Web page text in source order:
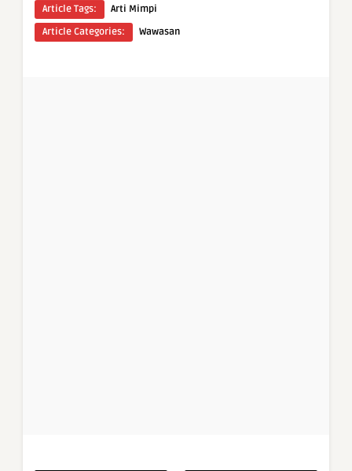
Article Tags:
Arti Mimpi
Article Categories:
Wawasan